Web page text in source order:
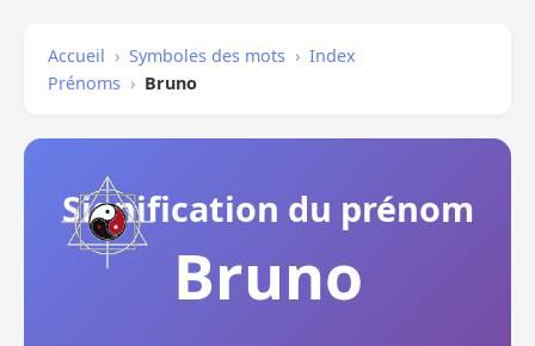
Accueil › Symboles des mots › Index
Prénoms › Bruno
Signification du prénom
Bruno